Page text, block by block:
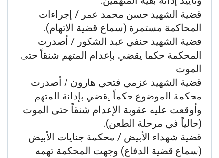
قضية الشهيد حسن محمد عمر / إجراءات
المحاكمة مستمرة (سماع قضية الاتهام).
قضية الشهيد حنفي عبد الشكور / أصدرت
المحكمة حكما يقضي بإعدام المتهم شنقاً حتى
الموت.
قضية الشهيد عزمي فتحي هارون / أصدرت
محكمة الموضوع حكماً يقضي بإدانة المتهم
وأوقعت عليه عقوبة الإعدام شنقاً حتى الموت
(حالياً في مرحلة الطعن).
قضية شهداء الأبيض / محكمة جنايات الأبيض
(سماع قضية الدفاع) وجهت المحكمة تهمه